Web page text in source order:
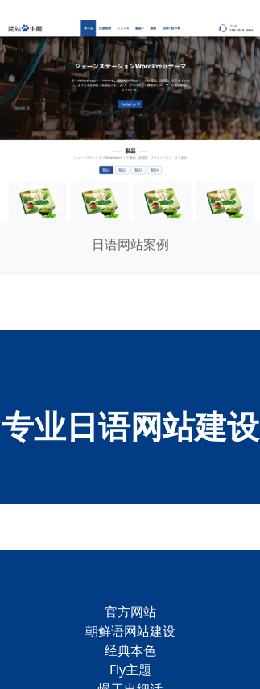
日语网站案例
专业日语网站建设
官方网站
朝鲜语网站建设
经典本色
Fly主题